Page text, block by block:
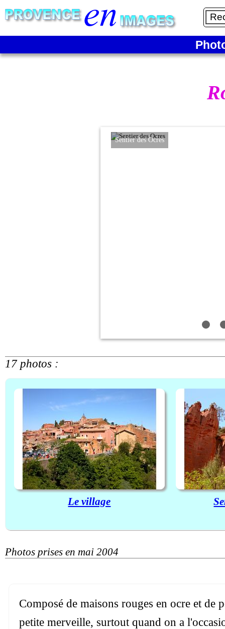
Sentier des Ocres
17 photos :
Le village
Photos prises en mai 2004
Composé de maisons rouges en ocre et
petite merveille, surtout quand on a